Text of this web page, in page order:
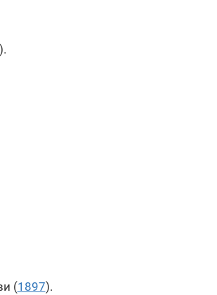
).
(1897).